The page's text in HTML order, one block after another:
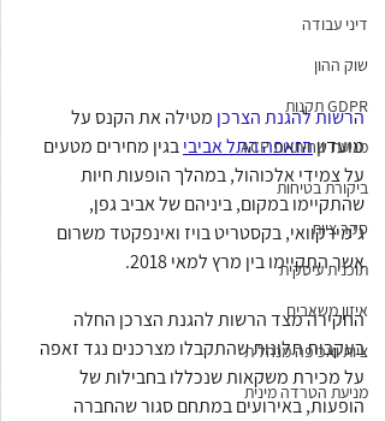
דיני עבודה
שוק ההון
GDPR תקנות
מניעת שחיתויות ACP
ביקורת בטיחות
סקר ציות
תוכנית עיסקית
איזון משאבים
ציות ואכיפה מנהלית
מניעת הטרדה מינית
הרשות להגנת הצרכן מטילה את הקנס על
מועדון הזאפה התל אביבי בגין מחירים מטעים
על צמידי אלכוהול, במהלך הופעות חיות
שהתקיימו במקום, ביניהם של אביב גפן,
ג'מירקוואי, בקסטריט בויז ואינפקטד משרום
אשר התקיימו בין מרץ למאי 2018.
החקירה מצד הרשות להגנת הצרכן החלה
בעקבות תלונות שהתקבלו מצרכנים נגד זאפה
על מכירת משקאות שנכללו בחבילות של
הופעות, באירועים במתחם סגור שהחברה